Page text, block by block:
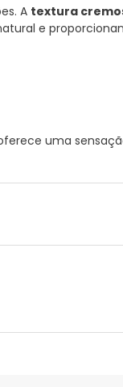
A textura
e
uma